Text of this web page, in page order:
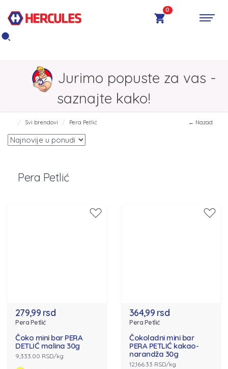
0
Jurimo popuste za vas -
saznajte kako!
Svi brendovi Pera Petlić ← Nazad
Pera Petlić
279,99 rsd
Pera Petlić
Čoko mini bar PERA
DETLIĆ malina 30g
9,333.00 RSD/kg
364,99 rsd
Pera Petlić
Čokoladni mini bar
PERA PETLIĆ kakao-
narandža 30g
12,166.33 RSD/kg